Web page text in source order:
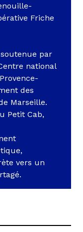
Friche
par
national
des
Marseille.
Petit Cab,
vers un